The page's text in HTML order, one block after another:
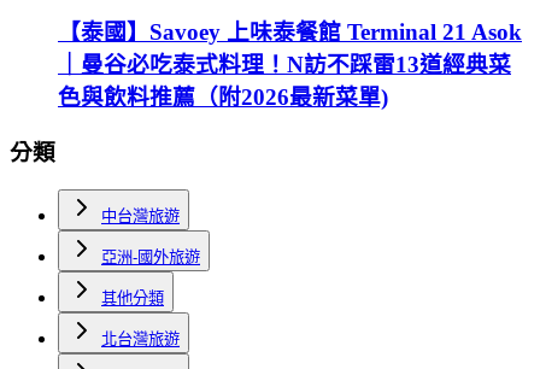
【泰國】Savoey 上味泰餐館 Terminal 21 Asok
｜曼谷必吃泰式料理！N訪不踩雷13道經典菜
色與飲料推薦（附2026最新菜單)
分類
中台灣旅遊
亞洲-國外旅遊
其他分類
北台灣旅遊